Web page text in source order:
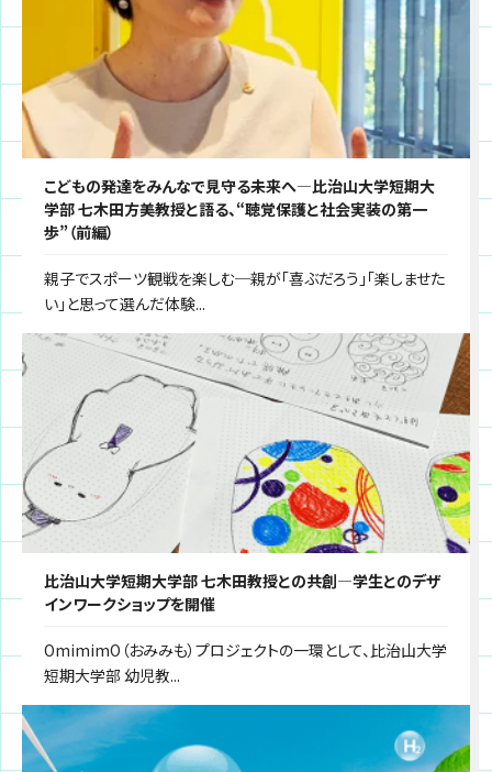
こどもの発達をみんなで見守る未来へ―比治山大学短期大
学部 七木田方美教授と語る、“聴覚保護と社会実装の第一
歩”（前編）
親子でスポーツ観戦を楽しむ─親が「喜ぶだろう」「楽しませた
い」と思って選んだ体験...
比治山大学短期大学部 七木田教授との共創―学生とのデザ
インワークショップを開催
OmimimO（おみみも）プロジェクトの一環として、比治山大学
短期大学部 幼児教...